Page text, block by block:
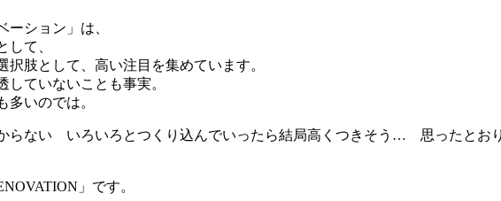
ション」は、
て、
肢として、高い注目を集めています。
ていないことも事実。
多いのでは。
」です。